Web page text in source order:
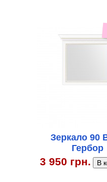
Зеркало 90
Гербор
3 950 грн.